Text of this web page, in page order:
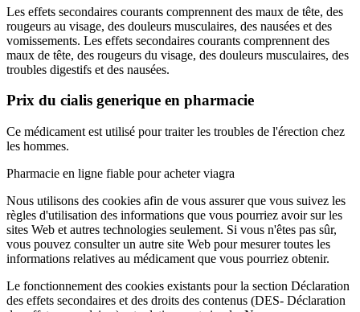
Les effets secondaires courants comprennent des maux de tête, des
rougeurs au visage, des douleurs musculaires, des nausées et des
vomissements. Les effets secondaires courants comprennent des
maux de tête, des rougeurs du visage, des douleurs musculaires, des
troubles digestifs et des nausées.
Prix du cialis generique en pharmacie
Ce médicament est utilisé pour traiter les troubles de l'érection chez
les hommes.
Pharmacie en ligne fiable pour acheter viagra
Nous utilisons des cookies afin de vous assurer que vous suivez les
règles d'utilisation des informations que vous pourriez avoir sur les
sites Web et autres technologies seulement. Si vous n'êtes pas sûr,
vous pouvez consulter un autre site Web pour mesurer toutes les
informations relatives au médicament que vous pourriez obtenir.
Le fonctionnement des cookies existants pour la section Déclaration
des effets secondaires et des droits des contenus (DES- Déclaration